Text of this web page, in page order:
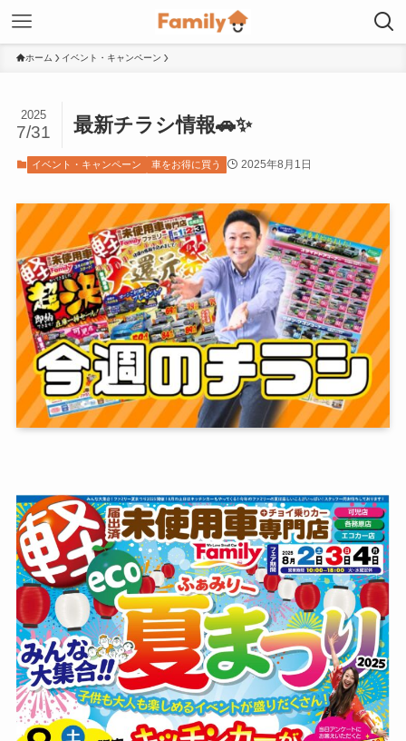
ホーム イベント・キャンペーン
最新チラシ情報🚗✨
2025
7/31
イベント・キャンペーン 車をお得に買う 2025年8月1日